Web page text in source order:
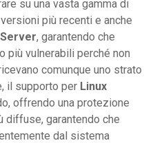
su una vasta gamma di
più recenti e anche
, garantendo che
più vulnerabili perché non
comunque uno strato
il supporto per Linux
offrendo una protezione
diffuse, garantendo che
dal sistema